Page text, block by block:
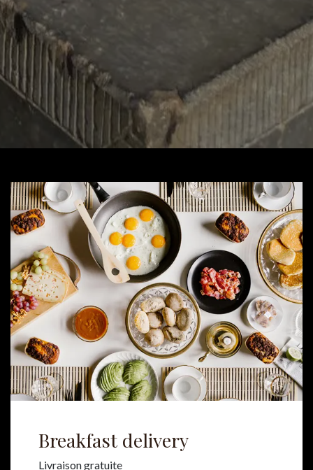
Breakfast delivery
Livraison gratuite